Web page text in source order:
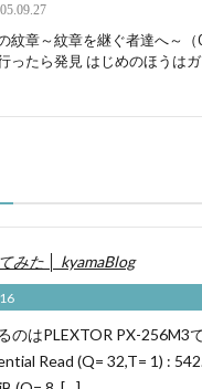
紋章～紋章を継ぐ者達へ～
ったら発見 はじめのほうは
みた │ kyamaBlog
のはPLEXTOR PX-256M3
Read (Q= 32,T= 1) :